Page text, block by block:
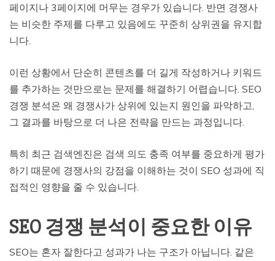
페이지나 3페이지에 머무는 경우가 있습니다. 반면 경쟁사
는 비슷한 주제를 다루고 있음에도 꾸준히 상위권을 유지합
니다.
이런 상황에서 단순히 콘텐츠를 더 길게 작성하거나 키워드
를 추가하는 것만으로는 문제를 해결하기 어렵습니다. SEO
경쟁 분석은 왜 경쟁사가 상위에 있는지 원인을 파악하고,
그 결과를 바탕으로 더 나은 전략을 만드는 과정입니다.
특히 최근 검색엔진은 검색 의도 충족 여부를 중요하게 평가
하기 때문에 경쟁사의 강점을 이해하는 것이 SEO 성과에 직
접적인 영향을 줄 수 있습니다.
SEO 경쟁 분석이 중요한 이유
SEO는 혼자 잘한다고 성과가 나는 구조가 아닙니다. 같은